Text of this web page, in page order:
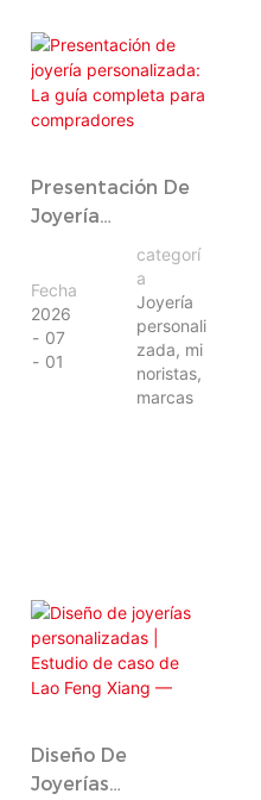
Presentación De
Joyería
Personalizada: La
Guía Completa
Para
Compradores
Minoristas Y
Fecha
2026
07
01
categorí
a
Joyería
personali
zada, mi
noristas,
marcas
Diseño De
Joyerías